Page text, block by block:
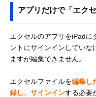
アプリだけで「エク
エクセルのアプリをiPadに
ントにサインインしていな
ますが編集できません。
エクセルファイルを編集し
録し、サインインする必要